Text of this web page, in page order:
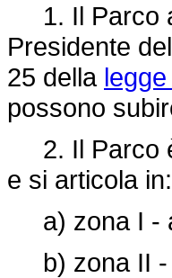
1. Il Parco
Presidente
25 della
possono
2. Il Parco
e si articola in:
a) zona I -
b) zona II -